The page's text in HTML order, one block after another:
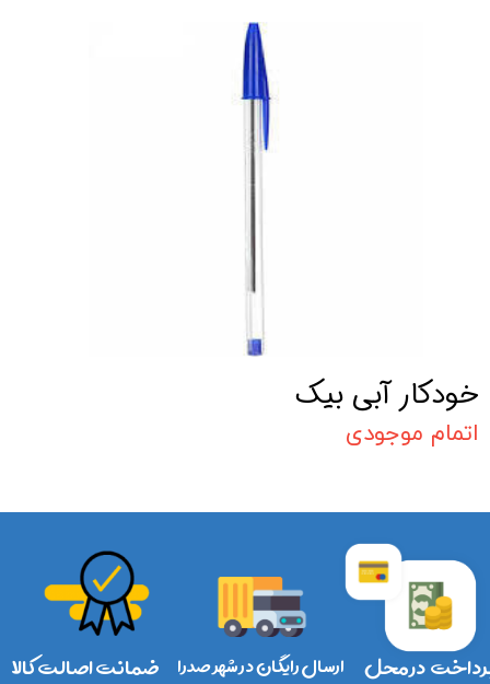
خودکار آبی بیک
اتمام موجودی
ارسال رایگان در شهر صدرا در محل ضمانت اصالت کالا